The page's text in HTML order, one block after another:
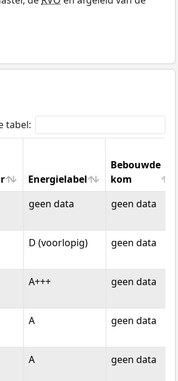
tabel:
Energielabel
Bebouwde
kom
Energielabel
Bebouwde
kom
geen data geen data
D (voorlopig) geen data
A+++ geen data
A geen data
A geen data